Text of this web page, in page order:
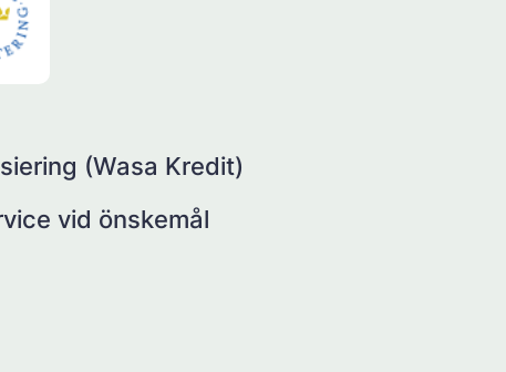
(Wasa Kredit)
vid önskemål